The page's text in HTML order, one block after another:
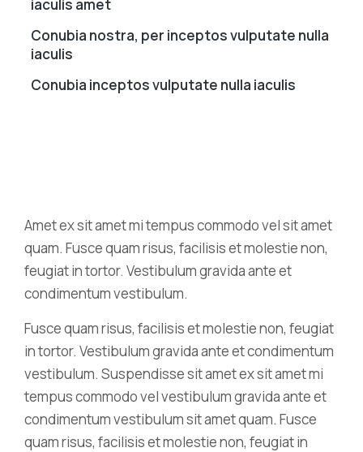
iaculis amet
Conubia nostra, per inceptos vulputate nulla
iaculis
Conubia inceptos vulputate nulla iaculis
Amet ex sit amet mi tempus commodo vel sit amet
quam. Fusce quam risus, facilisis et molestie non,
feugiat in tortor. Vestibulum gravida ante et
condimentum vestibulum.
Fusce quam risus, facilisis et molestie non, feugiat
in tortor. Vestibulum gravida ante et condimentum
vestibulum. Suspendisse sit amet ex sit amet mi
tempus commodo vel vestibulum gravida ante et
condimentum vestibulum sit amet quam. Fusce
quam risus, facilisis et molestie non, feugiat in